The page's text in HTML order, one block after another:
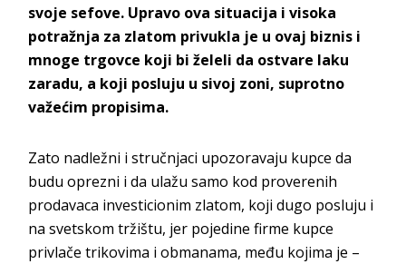
svoje sefove. Upravo ova situacija i visoka
potražnja za zlatom privukla je u ovaj biznis i
mnoge trgovce koji bi želeli da ostvare laku
zaradu, a koji posluju u sivoj zoni, suprotno
važećim propisima.
Zato nadležni i stručnjaci upozoravaju kupce da
budu oprezni i da ulažu samo kod proverenih
prodavaca investicionim zlatom, koji dugo posluju i
na svetskom tržištu, jer pojedine firme kupce
privlače trikovima i obmanama, među kojima je –